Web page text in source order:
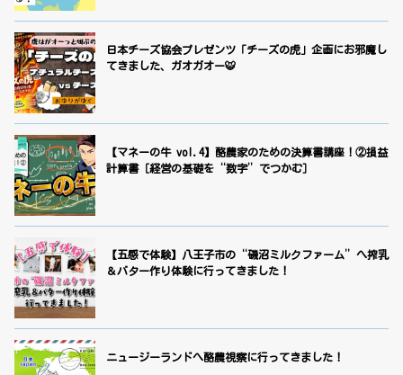
日本チーズ協会プレゼンツ「チーズの虎」企画にお邪魔し
てきました、ガオガオー🐯
【マネーの牛 vol.4】酪農家のための決算書講座！②損益
計算書［経営の基礎を“数字”でつかむ］
【五感で体験】八王子市の“磯沼ミルクファーム”へ搾乳
＆バター作り体験に行ってきました！
ニュージーランドへ酪農視察に行ってきました！